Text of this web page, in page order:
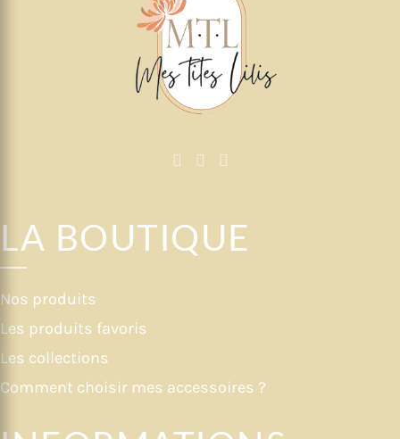
LA BOUTIQUE
Nos produits
Les produits favoris
Les collections
Comment choisir mes accessoires ?